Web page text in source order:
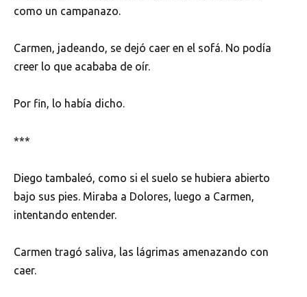
como un campanazo.
Carmen, jadeando, se dejó caer en el sofá. No podía
creer lo que acababa de oír.
Por fin, lo había dicho.
***
Diego tambaleó, como si el suelo se hubiera abierto
bajo sus pies. Miraba a Dolores, luego a Carmen,
intentando entender.
Carmen tragó saliva, las lágrimas amenazando con
caer.